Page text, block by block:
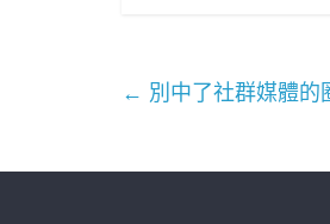
← 別中了社群媒體的